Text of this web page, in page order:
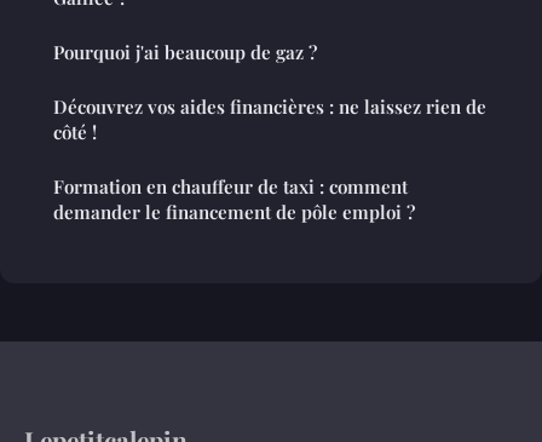
Pourquoi j'ai beaucoup de gaz ?
Découvrez vos aides financières : ne laissez rien de
côté !
Formation en chauffeur de taxi : comment
demander le financement de pôle emploi ?